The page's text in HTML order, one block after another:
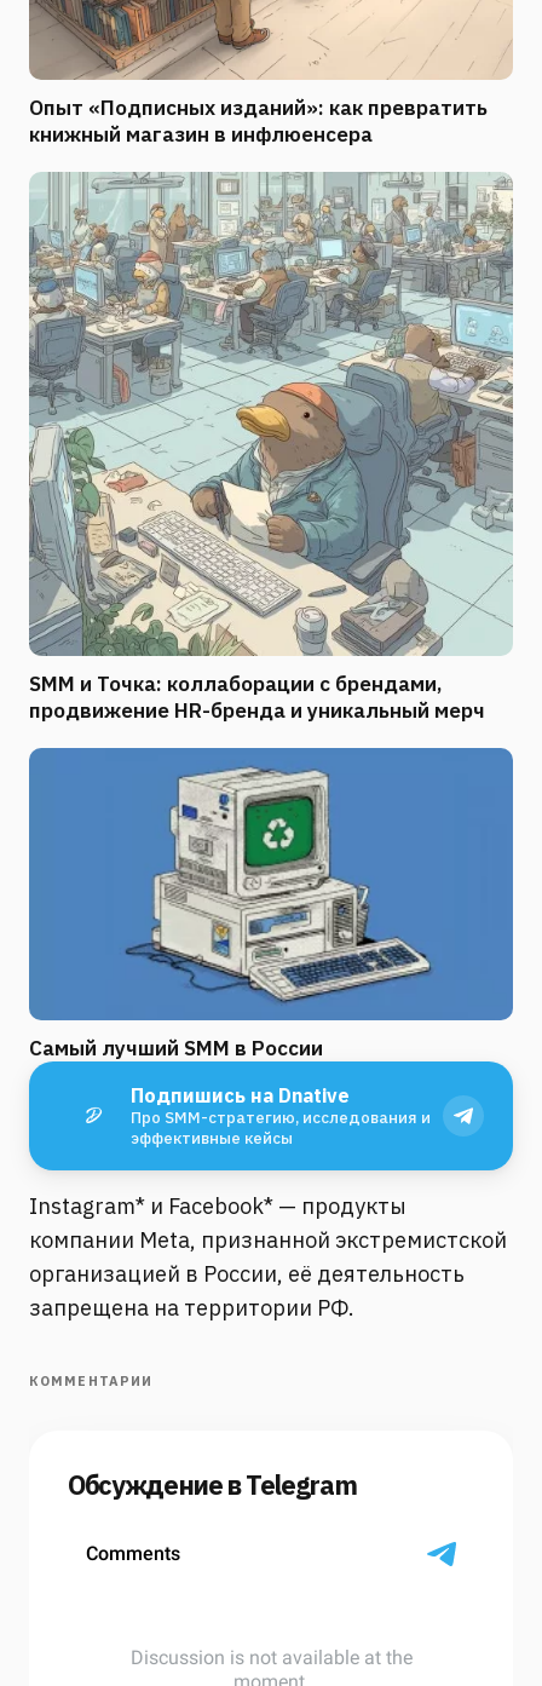
Опыт «Подписных изданий»: как превратить
книжный магазин в инфлюенсера
SMM и Точка: коллаборации с брендами,
продвижение HR-бренда и уникальный мерч
Самый лучший SMM в России
Подпишись на Dnative
Про SMM-стратегию, исследования и
эффективные кейсы
Instagram* и Facebook* — продукты
компании Meta, признанной экстремистской
организацией в России, её деятельность
запрещена на территории РФ.
КОММЕНТАРИИ
Обсуждение в Telegram